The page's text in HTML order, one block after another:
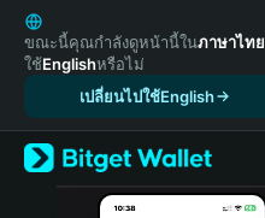
English
日本語
Tiếng Việt
Español (Latinoamérica)
Türkçe
Italiano
ขณะนี้คุณกำลังดูหน้านี้ในภาษาไทย
ใช้Englishหรือไม่
เปลี่ยนไปใช้English